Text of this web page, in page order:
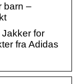
barn –
for
fra Adidas